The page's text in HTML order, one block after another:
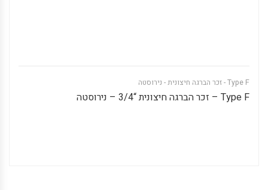
Type F - זכר הברגה חיצונית - נירוסטה
Type F – זכר הברגה חיצונית “3/4 – נירוסטה